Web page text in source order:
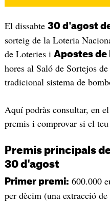
El dissabte 30 d'agost
sorteig de la Loteria
de Loteries i Apostes de
hores al Saló de Sortejos
tradicional sistema de
Aquí podràs consultar, en
premis i comprovar si el
Premis principals
30 d'agost
Primer premi: 600.000
per dècim (una extracció